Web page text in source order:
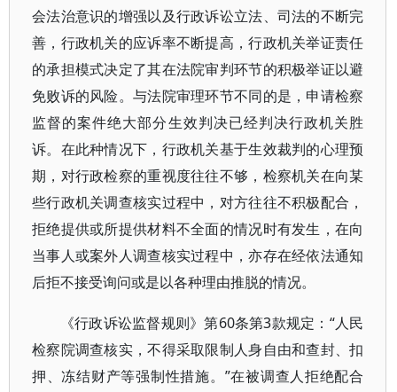
会法治意识的增强以及行政诉讼立法、司法的不断完
善，行政机关的应诉率不断提高，行政机关举证责任
的承担模式决定了其在法院审判环节的积极举证以避
免败诉的风险。与法院审理环节不同的是，申请检察
监督的案件绝大部分生效判决已经判决行政机关胜
诉。在此种情况下，行政机关基于生效裁判的心理预
期，对行政检察的重视度往往不够，检察机关在向某
些行政机关调查核实过程中，对方往往不积极配合，
拒绝提供或所提供材料不全面的情况时有发生，在向
当事人或案外人调查核实过程中，亦存在经依法通知
后拒不接受询问或是以各种理由推脱的情况。
《行政诉讼监督规则》第60条第3款规定：“人民
检察院调查核实，不得采取限制人身自由和查封、扣
押、冻结财产等强制性措施。”在被调查人拒绝配合